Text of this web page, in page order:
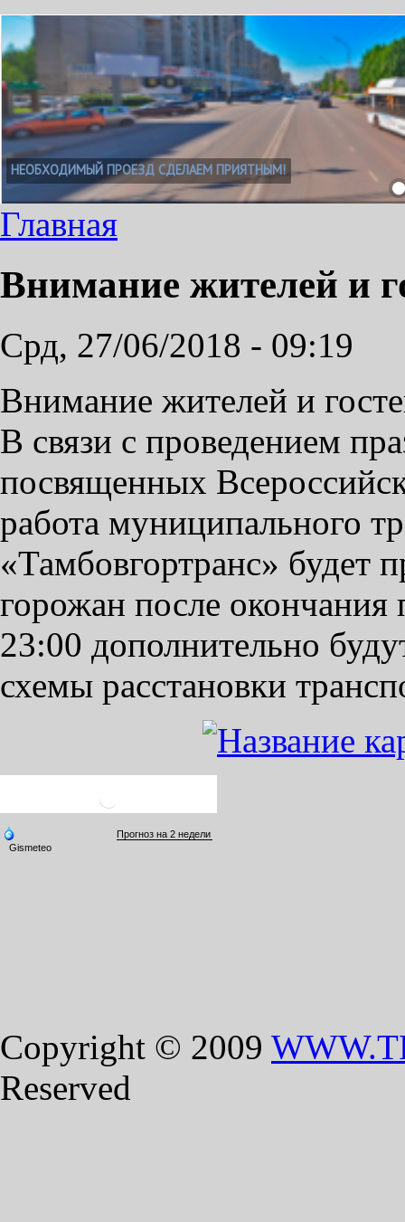
НЕОБХОДИМЫЙ ПРОЕЗД СДЕЛАЕМ ПРИЯТНЫМ!
Главная
Внимание жителей и
Срд, 27/06/2018 - 09:19
Внимание жителей и
В связи с проведением
посвященных
работа муниципального
«Тамбовгортранс» будет
горожан после
23:00 дополнительно
схемы расстановки
Copyright © 2009
Reserved